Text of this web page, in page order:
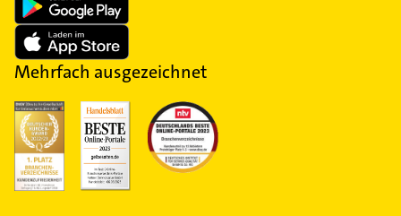
Mehrfach ausgezeichnet